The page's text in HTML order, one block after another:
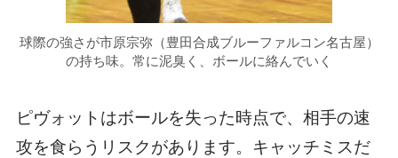
球際の強さが市原宗弥（豊田合成ブルーファルコン名古屋）
の持ち味。常に泥臭く、ボールに絡んでいく
ピヴォットはボールを失った時点で、相手の速
攻を食らうリスクがあります。キャッチミスだ